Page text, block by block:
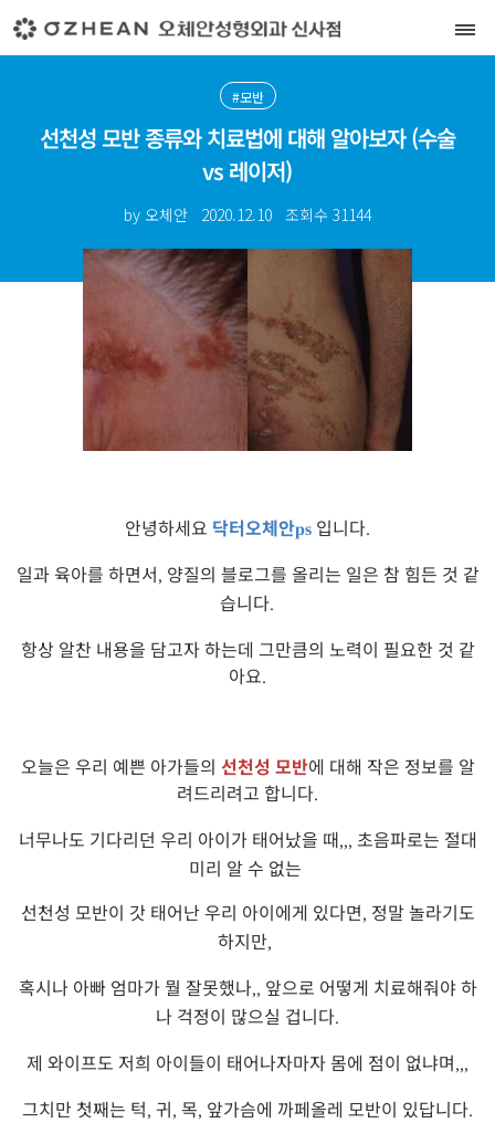
#모반
선천성 모반 종류와 치료법에 대해 알아보자 (수술
vs 레이저)
by 오체안 2020.12.10 조회수 31144
안녕하세요 닥터오체안ps 입니다.
일과 육아를 하면서, 양질의 블로그를 올리는 일은 참 힘든 것 같
습니다.
항상 알찬 내용을 담고자 하는데 그만큼의 노력이 필요한 것 같
아요.
오늘은 우리 예쁜 아가들의 선천성 모반에 대해 작은 정보를 알
려드리려고 합니다.
너무나도 기다리던 우리 아이가 태어났을 때,,, 초음파로는 절대
미리 알 수 없는
선천성 모반이 갓 태어난 우리 아이에게 있다면, 정말 놀라기도
하지만,
혹시나 아빠 엄마가 뭘 잘못했나,, 앞으로 어떻게 치료해줘야 하
나 걱정이 많으실 겁니다.
제 와이프도 저희 아이들이 태어나자마자 몸에 점이 없냐며,,,
그치만 첫째는 턱,귀,목, 앞가슴에 까페올레 모반이 있답니다.